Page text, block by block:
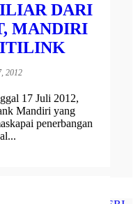
DARI
MANDIRI
2012
17 Juli 2012,
Mandiri yang
penerbangan